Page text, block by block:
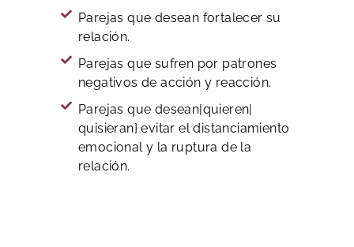
Parejas que desean fortalecer su
relación.
Parejas que sufren por patrones
negativos de acción y reacción.
Parejas que desean|quieren|
quisieran} evitar el distanciamiento
emocional y la ruptura de la
relación.